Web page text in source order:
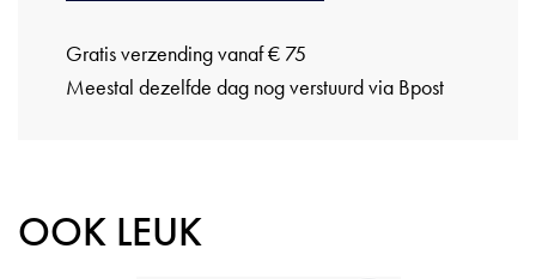
Gratis verzending vanaf € 75
Meestal dezelfde dag nog verstuurd via Bpost
OOK LEUK